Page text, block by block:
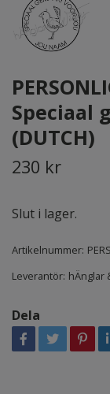
Speciaal
(DUTCH)
230 kr
Slut i lager.
Artikelnummer:
Leverantör: hÄnglar
Dela